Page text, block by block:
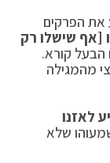
את הפרקים
[אף שישלו רק
הבעל קורא.
מהמגילה
לאזנו
שלא